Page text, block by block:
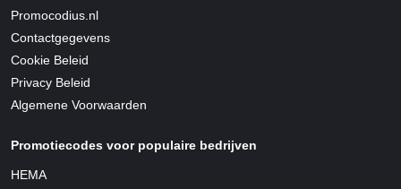
Promocodius.nl
Contactgegevens
Cookie Beleid
Privacy Beleid
Algemene Voorwaarden
Promotiecodes voor populaire bedrijven
HEMA